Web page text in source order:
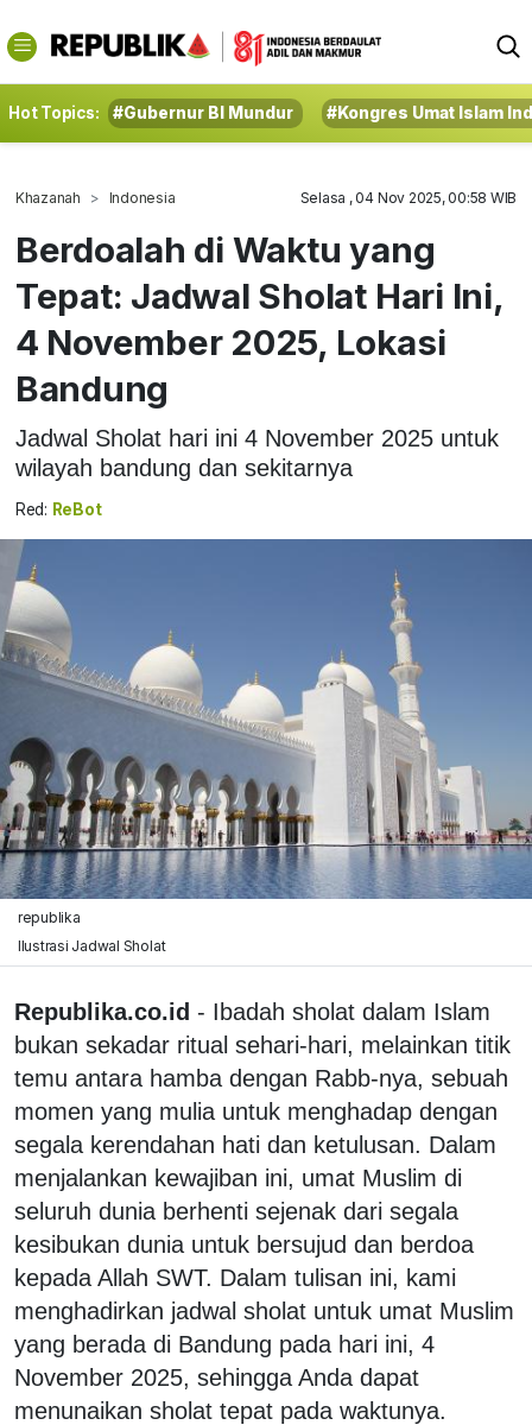
Hot Topics: #Gubernur BI Mundur #Kongres Umat Islam
Khazanah Indonesia Selasa , 04 Nov 2025, 00:58 WIB
Berdoalah di Waktu yang
Tepat: Jadwal Sholat Hari Ini,
4 November 2025, Lokasi
Bandung
Jadwal Sholat hari ini 4 November 2025 untuk
wilayah bandung dan sekitarnya
Red: ReBot
republika
Ilustrasi Jadwal Sholat
Republika.co.id - Ibadah sholat dalam Islam
bukan sekadar ritual sehari-hari, melainkan titik
temu antara hamba dengan Rabb-nya, sebuah
momen yang mulia untuk menghadap dengan
segala kerendahan hati dan ketulusan. Dalam
menjalankan kewajiban ini, umat Muslim di
seluruh dunia berhenti sejenak dari segala
kesibukan dunia untuk bersujud dan berdoa
kepada Allah SWT. Dalam tulisan ini, kami
menghadirkan jadwal sholat untuk umat Muslim
yang berada di Bandung pada hari ini, 4
November 2025, sehingga Anda dapat
menunaikan sholat tepat pada waktunya.